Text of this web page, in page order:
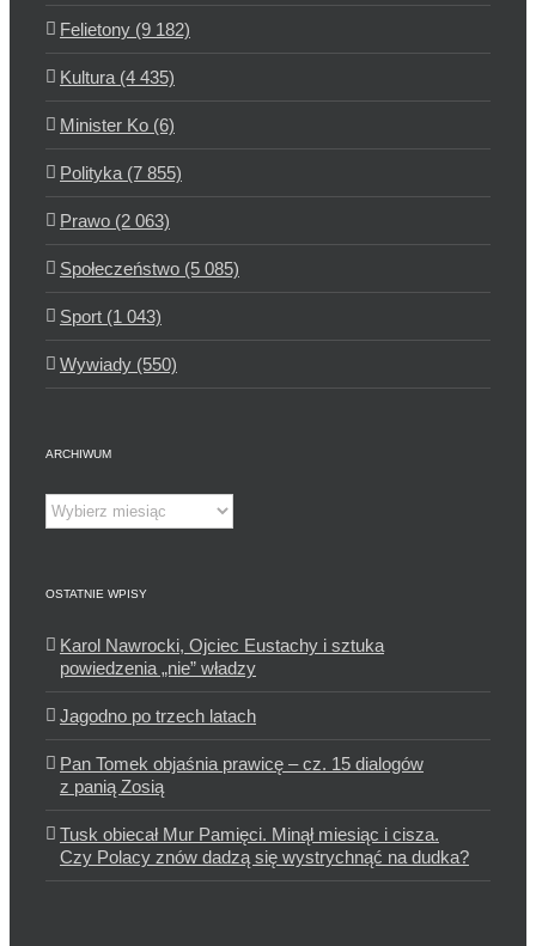
Felietony (9 182)
Kultura (4 435)
Minister Ko (6)
Polityka (7 855)
Prawo (2 063)
Społeczeństwo (5 085)
Sport (1 043)
Wywiady (550)
ARCHIWUM
Archiwum
OSTATNIE WPISY
Karol Nawrocki, Ojciec Eustachy i sztuka
powiedzenia „nie” władzy
Jagodno po trzech latach
Pan Tomek objaśnia prawicę – cz. 15 dialogów
z panią Zosią
Tusk obiecał Mur Pamięci. Minął miesiąc i cisza.
Czy Polacy znów dadzą się wystrychnąć na dudka?